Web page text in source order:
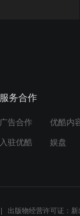
服务合作
广告合作 优酷内
入驻优酷 娱盘
出版物经营许可证：